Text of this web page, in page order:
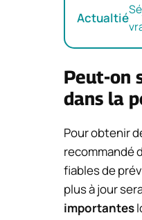
Actualtié
Peut-on
dans la
Pour obtenir
recommandé
fiables de
plus à jour
importantes